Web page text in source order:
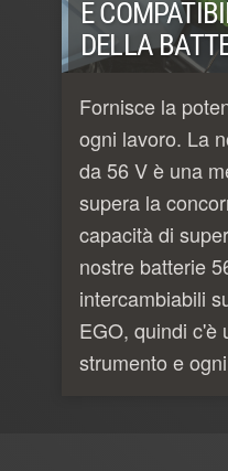
E
DELLA
Fornisce la
ogni lavoro. La
da 56 V è una
supera la
capacità di
nostre batterie
intercambiabili
EGO, quindi c'è
strumento e